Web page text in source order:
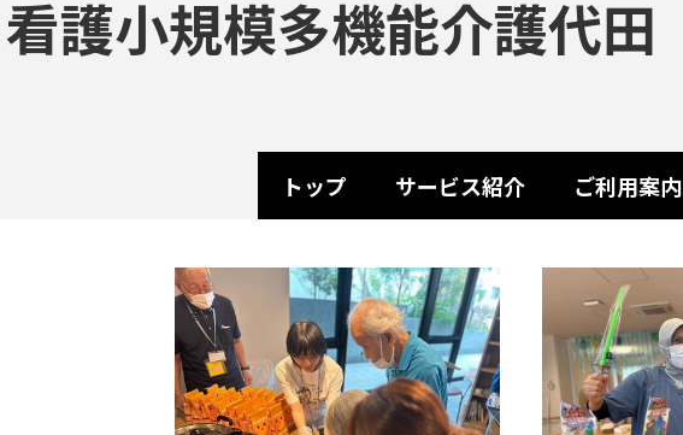
護小規模多機能介護代田
トップ サービス紹介 ご利用案内